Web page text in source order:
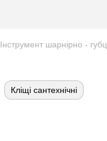
Інструмент шарнірно -
Кліщі сантехнічні